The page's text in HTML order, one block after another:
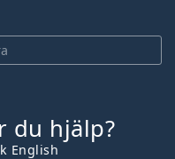
du hjälp?
English